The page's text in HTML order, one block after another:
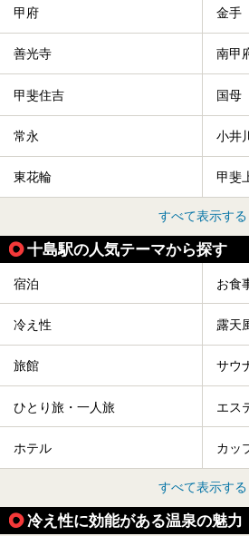
甲府 金手
善光寺 南甲
甲斐住吉 国母
常永 小井川
東花輪 甲斐
すべて表示する
十島駅の人気テーマから探す
宿泊 お食
冷え性 露天
旅館 サウ
ひとり旅・一人旅 エス
ホテル カッ
すべて表示する
冷え性に効能がある温泉の魅力